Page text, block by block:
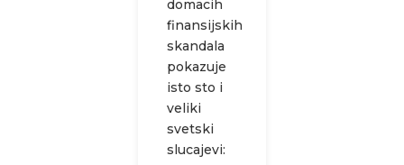
domacih
finansijskih
skandala
pokazuje
isto sto i
veliki
svetski
slucajevi: